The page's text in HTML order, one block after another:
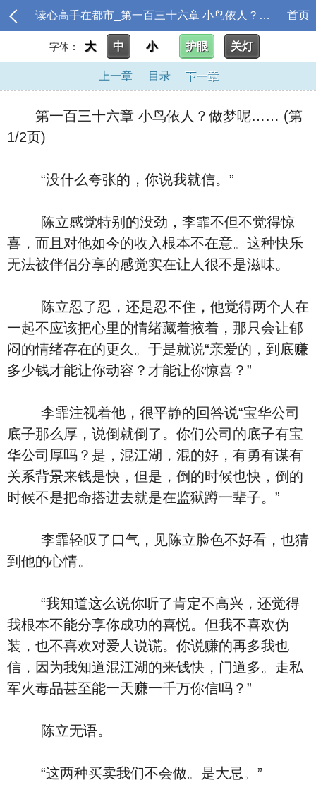
读心高手在都市_第一百三十六章 小鸟依人？做梦呢…… 首页
字体： 大 中 小 护眼 关灯
上一章 目录 下一章
第一百三十六章 小鸟依人？做梦呢…… (第
1/2页)
“没什么夸张的，你说我就信。”
陈立感觉特别的没劲，李霏不但不觉得惊
喜，而且对他如今的收入根本不在意。这种快乐
无法被伴侣分享的感觉实在让人很不是滋味。
陈立忍了忍，还是忍不住，他觉得两个人在
一起不应该把心里的情绪藏着掖着，那只会让郁
闷的情绪存在的更久。于是就说“亲爱的，到底赚
多少钱才能让你动容？才能让你惊喜？”
李霏注视着他，很平静的回答说“宝华公司
底子那么厚，说倒就倒了。你们公司的底子有宝
华公司厚吗？是，混江湖，混的好，有勇有谋有
关系背景来钱是快，但是，倒的时候也快，倒的
时候不是把命搭进去就是在监狱蹲一辈子。”
李霏轻叹了口气，见陈立脸色不好看，也猜
到他的心情。
“我知道这么说你听了肯定不高兴，还觉得
我根本不能分享你成功的喜悦。但我不喜欢伪
装，也不喜欢对爱人说谎。你说赚的再多我也
信，因为我知道混江湖的来钱快，门道多。走私
军火毒品甚至能一天赚一千万你信吗？”
陈立无语。
“这两种买卖我们不会做。是大忌。”